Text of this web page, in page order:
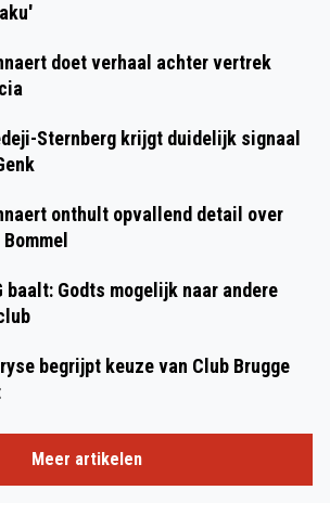
doet verhaal achter vertrek
Sternberg krijgt duidelijk signaal
onthult opvallend detail over
baalt: Godts mogelijk naar andere
begrijpt keuze van Club Brugge
Meer artikelen